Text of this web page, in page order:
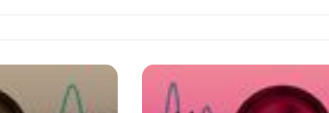
آگهی